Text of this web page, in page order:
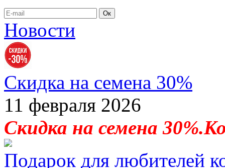
Ок
Новости
Скидка на семена 30%
11 февраля 2026
Скидка на семена
Подарок для любителей